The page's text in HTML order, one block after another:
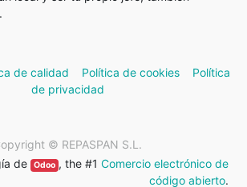
de calidad Política de cookies
Política
de privacidad
© REPASPAN S.L.
de
Odoo , the #1 Comercio electrónico de
código abierto.